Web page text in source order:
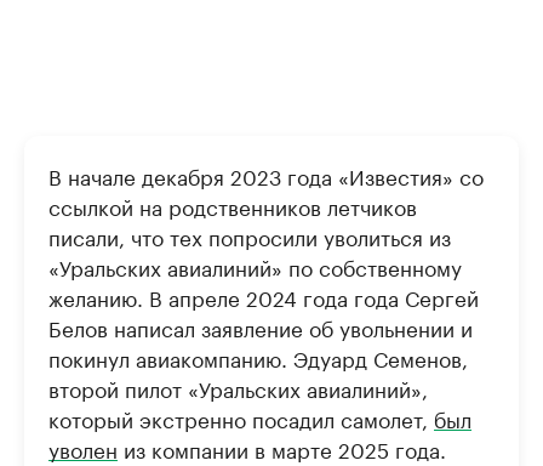
В начале декабря 2023 года «Известия» со
ссылкой на родственников летчиков
писали, что тех попросили уволиться из
«Уральских авиалиний» по собственному
желанию. В апреле 2024 года года Сергей
Белов написал заявление об увольнении и
покинул авиакомпанию. Эдуард Семенов,
второй пилот «Уральских авиалиний»,
который экстренно посадил самолет, был
уволен из компании в марте 2025 года.